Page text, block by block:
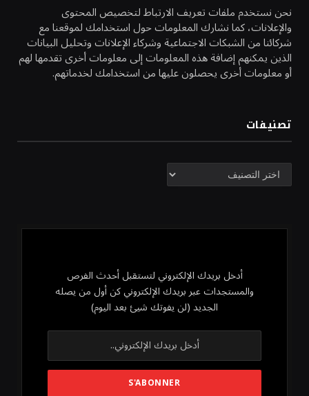
نحن نستخدم ملفات تعريف الارتباط لتخصيص المحتوى
والإعلانات، كما نشارك المعلومات حول استخدامك لموقعنا مع
شركائنا من الشبكات الاجتماعية وشركاء الإعلانات وتحليل البيانات
الذين يمكنهم إضافة هذه المعلومات إلى معلومات أخرى تقدمها لهم
أو معلومات أخرى يحصلون عليها من استخدامك لخدماتهم.
تصنيفات
تصنيفات
أدخل بريدك الإلكتروني لتستقبل أحدث الفرص
والمستجدات عبر بريدك الإلكتروني كن أول من يصله
الجديد (لن يفوتك شيئ بعد اليوم)